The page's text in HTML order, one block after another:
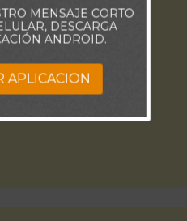
MENSAJE CORTO
DESCARGA
ANDROID.
APLICACION